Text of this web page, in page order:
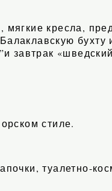
кресла,
бухту
завтрак
стиле.
туалетно-